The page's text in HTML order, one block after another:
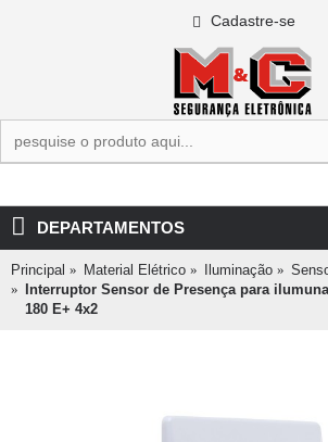
Cadastre-se
DEPARTAMENTOS
Principal Material Elétrico Iluminação
Interruptor Sensor de Presença para
180 E+ 4x2